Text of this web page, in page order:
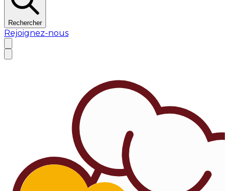
Rechercher
Rejoignez-nous